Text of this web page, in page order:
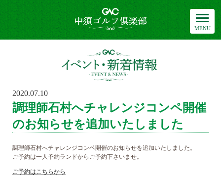
中須ゴルフ倶楽部
POSTED
ON
2020.07.10
調理師石村へチャレンジコンペ開催
のお知らせを追加いたしました
調理師石村へチャレンジコンペ開催のお知らせを追加いたしました。
ご予約は一人予約ランドからご予約下さいませ。
ご予約はこちらから